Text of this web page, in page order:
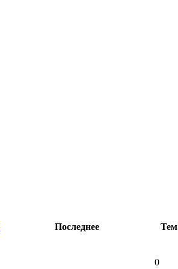
Последнее Тем
0